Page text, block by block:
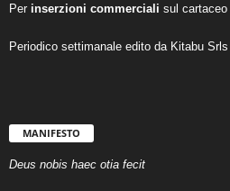
Per inserzioni commerciali sul cartaceo
Periodico settimanale edito da Kitabu
MANIFESTO
Deus nobis haec otia fecit